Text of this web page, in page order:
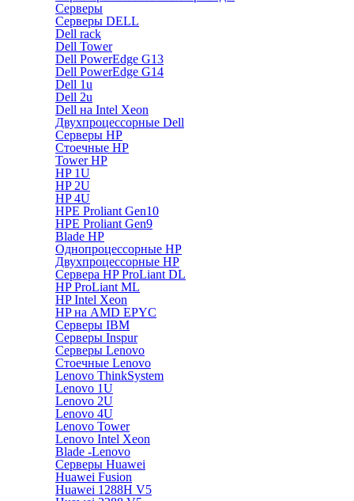
Серверы
Серверы DELL
Dell rack
Dell Tower
Dell PowerEdge G13
Dell PowerEdge G14
Dell 1u
Dell 2u
Dell на Intel Xeon
Двухпроцессорные Dell
Серверы HP
Стоечные HP
Tower HP
HP 1U
HP 2U
HP 4U
HPE Proliant Gen10
HPE Proliant Gen9
Blade HP
Однопроцессорные HP
Двухпроцессорные HP
Сервера HP ProLiant DL
HP ProLiant ML
HP Intel Xeon
HP на AMD EPYC
Серверы IBM
Серверы Inspur
Серверы Lenovo
Стоечные Lenovo
Lenovo ThinkSystem
Lenovo 1U
Lenovo 2U
Lenovo 4U
Lenovo Tower
Lenovo Intel Xeon
Blade -Lenovo
Серверы Huawei
Huawei Fusion
Huawei 1288H V5